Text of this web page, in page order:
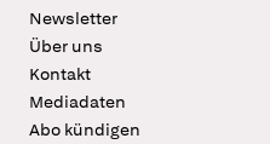
Newsletter
Über uns
Kontakt
Mediadaten
Abo kündigen